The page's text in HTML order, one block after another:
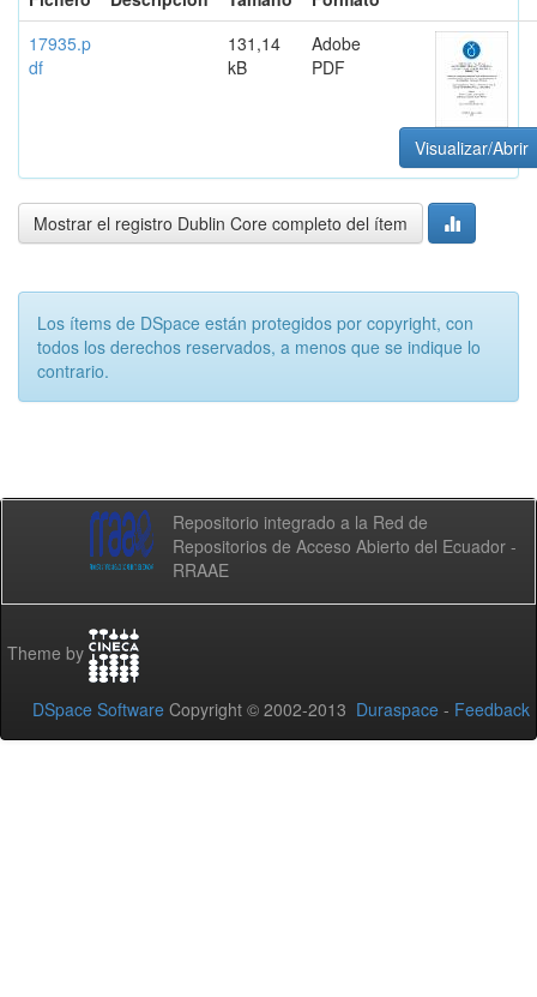
17935.p
df
131,14
kB
Adobe
PDF
Visualizar/Abrir
Mostrar el registro Dublin Core completo del ítem
Los ítems de DSpace están protegidos por copyright, con
todos los derechos reservados, a menos que se indique lo
contrario.
Repositorio integrado a la Red de
Repositorios de Acceso Abierto del Ecuador -
RRAAE
Theme by
DSpace Software Copyright © 2002-2013 Duraspace - Feedback